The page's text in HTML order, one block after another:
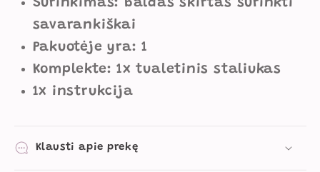
Surinkimas: baldas skirtas surinkti
savarankiškai
Pakuotėje yra: 1
Komplekte: 1x tualetinis staliukas
1x instrukcija
Klausti apie prekę